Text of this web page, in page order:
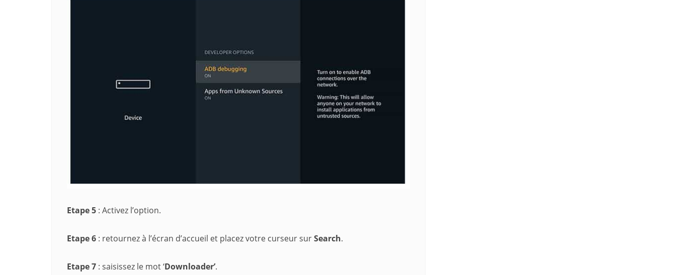
Etape 5 : Activez l’option.
Etape 6 : retournez à l’écran d’accueil et placez votre curseur surSearch.
Etape 7 : saisissez le mot ‘Downloader’.